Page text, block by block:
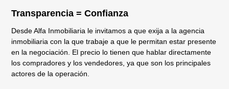
Transparencia = Confianza
Desde Alfa Inmobiliaria le invitamos a que exija a la agencia
inmobiliaria con la que trabaje a que le permitan estar presente
en la negociación. El precio lo tienen que hablar directamente
los compradores y los vendedores, ya que son los principales
actores de la operación.